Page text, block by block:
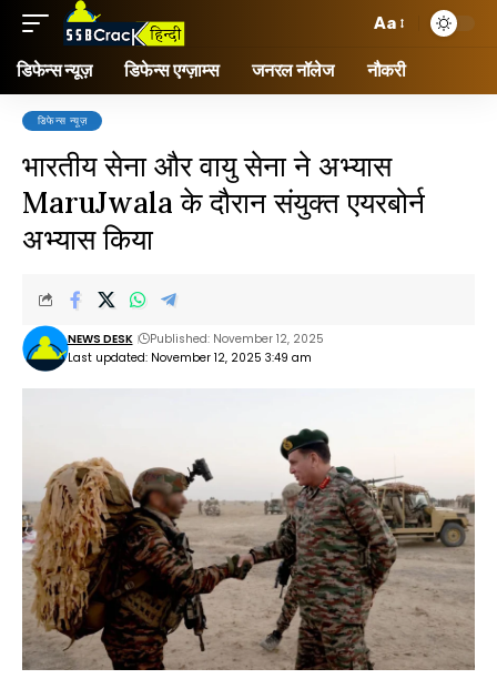
Aa
डिफेन्स न्यूज़ डिफेन्स एग्ज़ाम्स जनरल नॉलेज नौकरी
डिफेन्स न्यूज़
भारतीय सेना और वायु सेना ने अभ्यास
MaruJwala के दौरान संयुक्त एयरबोर्न
अभ्यास किया
Last updated: November 12, 2025 3:49 am
NEWS DESK Published: November 12, 2025